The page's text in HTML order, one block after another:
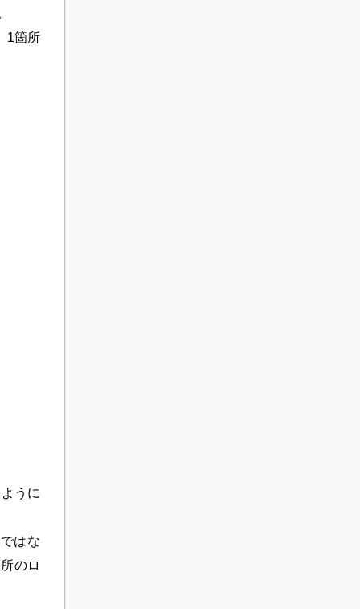
1箇所
うに
はな
のロ